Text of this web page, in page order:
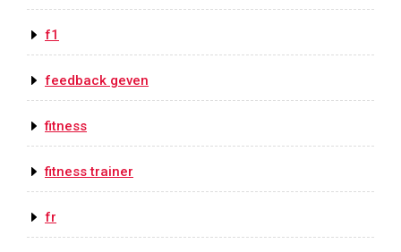
f1
feedback geven
fitness
fitness trainer
fr